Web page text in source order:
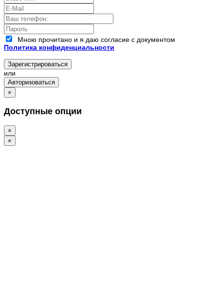
Мною прочитано и я даю согласие с документом
Политика конфиденциальности
Зарегистрироваться
или
Авторизоваться
×
Доступные опции
×
×